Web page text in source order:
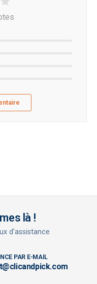
là !
d'assistance
PAR E-MAIL